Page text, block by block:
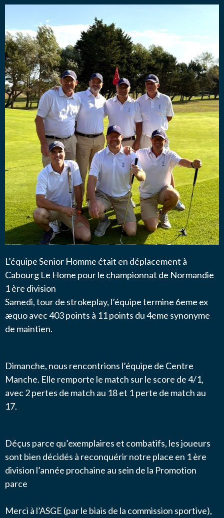
L’équipe Senior Homme était en déplacement à
Cabourg Le Home pour le championnat de Normandie
1 ère division
Samedi, tour de strokeplay, l’équipe termine 6eme ex
æquo avec 403 points à 11 points du 4eme synonyme
de maintien.
Dimanche, nous rencontrions l’équipe de Centre
Manche. Elle remporte le match sur le score de 4/1,
avec 2 pertes de match au 18 et 1 perte de match au
17.
Déçus parce qu’exemplaires et combatifs, les joueurs
sont bien décidés à reconquérir notre place en 1 ère
division l’année prochaine au sein de la Promotion
parce
Merci à l’ASGE (par le biais de la commission sportive),
J’autorise l'association ASS SPORTIVE GOLF
ETRETAT à enregistrer mes données.
ENVOYER MA DEMANDE